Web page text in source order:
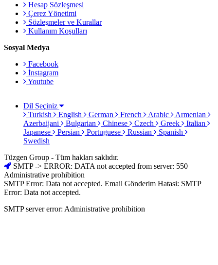
Hesap Sözleşmesi
Çerez Yönetimi
Sözleşmeler ve Kurallar
Kullanım Koşulları
Sosyal Medya
Facebook
İnstagram
Youtube
Dil Seçiniz
Turkish
English German French Arabic
Armenian
Azerbaijani
Bulgarian Chinese Czech Greek
Italian
Japanese
Persian Portuguese Russian
Spanish
Swedish
Tüzgen Group - Tüm hakları saklıdır.
SMTP -> ERROR: DATA not accepted from server: 550
Administrative prohibition
SMTP Error: Data not accepted. Email Gönderim Hatasi: SMTP
Error: Data not accepted.
SMTP server error: Administrative prohibition